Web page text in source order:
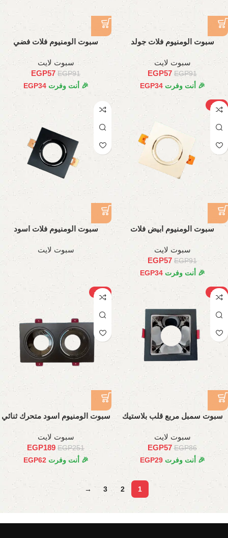
سبوت الومنيوم فلات جولد
سبوت لايت
EGP91
EGP57
🎉 أنت وفرت EGP34
سبوت الومنيوم فلات فضي
سبوت لايت
EGP91
EGP57
🎉 أنت وفرت EGP34
-38%
سبوت الومنيوم ابيض فلات
سبوت لايت
EGP91
EGP57
🎉 أنت وفرت EGP34
سبوت الومنيوم فلات اسود
سبوت لايت
-34%
سبوت سمبل مربع قلب بلاستيك
سبوت لايت
EGP86
EGP57
🎉 أنت وفرت EGP29
-25%
سبوت الومنيوم اسود متحرك ثنائي
سبوت لايت
EGP251
EGP189
🎉 أنت وفرت EGP62
1
2
3
→